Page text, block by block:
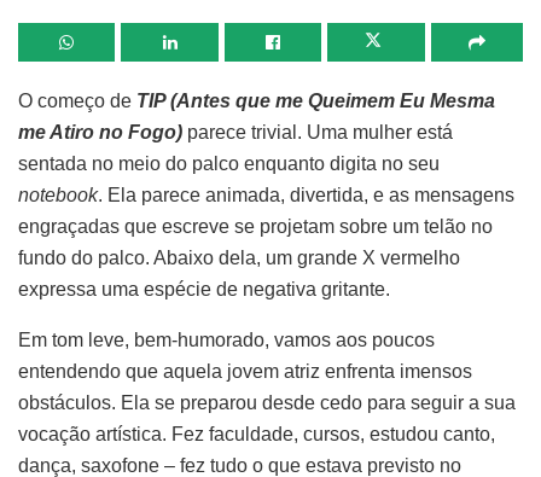
O começo de TIP (Antes que me Queimem Eu Mesma
me Atiro no Fogo) parece trivial. Uma mulher está
sentada no meio do palco enquanto digita no seu
notebook. Ela parece animada, divertida, e as mensagens
engraçadas que escreve se projetam sobre um telão no
fundo do palco. Abaixo dela, um grande X vermelho
expressa uma espécie de negativa gritante.
Em tom leve, bem-humorado, vamos aos poucos
entendendo que aquela jovem atriz enfrenta imensos
obstáculos. Ela se preparou desde cedo para seguir a sua
vocação artística. Fez faculdade, cursos, estudou canto,
dança, saxofone – fez tudo o que estava previsto no